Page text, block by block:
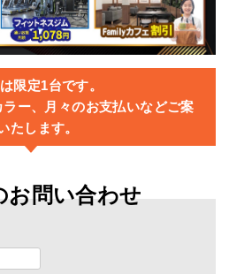
限定1台です。
ー、月々のお支払いなどご案
たします。
お問い合わせ